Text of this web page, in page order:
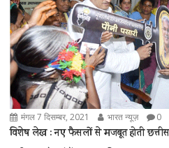
मंगल 7 दिसम्बर, 2021 भारत न्यूज़ 0
विशेष लेख : नए फैसलों से मजबूत होती